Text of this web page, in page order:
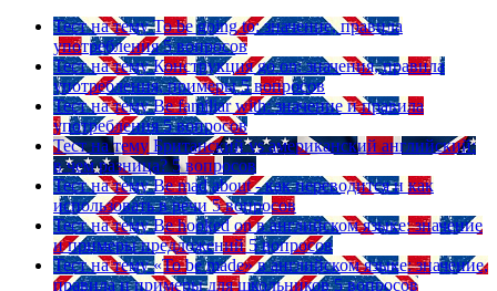
Тест на тему To be going to: значение, правила
употребления 5 вопросов
Тест на тему Конструкция go on: значения, правила
употребления, примеры 5 вопросов
Тест на тему Be familiar with: значение и правила
употребления 5 вопросов
Тест на тему Британский vs американский английский:
в чем разница? 5 вопросов
Тест на тему Be mad about - как переводится и как
использовать в речи 5 вопросов
Тест на тему Be hooked on в английском языке: значение
и примеры предложений 5 вопросов
Тест на тему «To be made» в английском языке: значение,
правила и примеры для школьников 5 вопросов